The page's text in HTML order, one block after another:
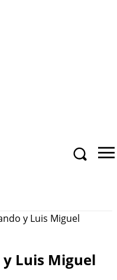
y Luis Miguel
Luis Miguel